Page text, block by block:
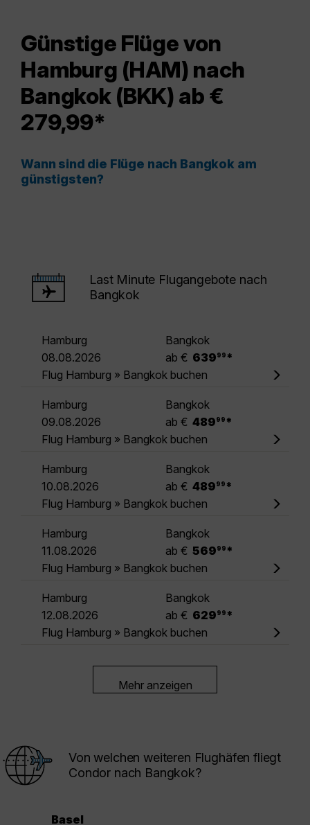
Günstige Flüge von
Hamburg (HAM) nach
Bangkok (BKK) ab €
279,99*
Wann sind die Flüge nach Bangkok am
günstigsten?
Last Minute Flugangebote nach
Bangkok
Hamburg
Bangkok
08.08.2026
ab € 639 99 *
Flug Hamburg » Bangkok buchen
Hamburg
Bangkok
09.08.2026
ab € 489 99 *
Flug Hamburg » Bangkok buchen
Hamburg
Bangkok
10.08.2026
ab € 489 99 *
Flug Hamburg » Bangkok buchen
Hamburg
Bangkok
11.08.2026
ab € 569 99 *
Flug Hamburg » Bangkok buchen
Hamburg
Bangkok
12.08.2026
ab € 629 99 *
Flug Hamburg » Bangkok buchen
Mehr anzeigen
Von welchen weiteren Flughäfen fliegt
Condor nach Bangkok?
Basel